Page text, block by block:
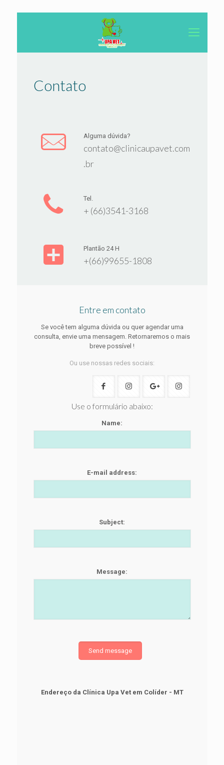
Contato
Alguma dúvida?
contato@clinicaupavet.com
.br
Tel.
+ (66)3541-3168
Plantão 24 H
+(66)99655-1808
Entre em contato
Se você tem alguma dúvida ou quer agendar uma
consulta, envie uma mensagem. Retornaremos o mais
breve possível !
Ou use nossas redes sociais:
Use o formulário abaixo:
Name:
E-mail address:
Subject:
Message:
Endereço da Clínica Upa Vet em Colíder - MT